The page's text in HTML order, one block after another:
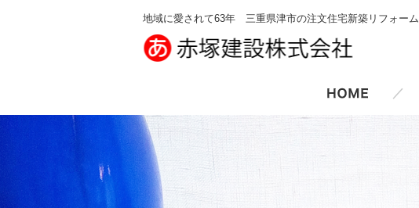
地域に愛されて63年 三重県津市の注文住宅新築リフォーム
／